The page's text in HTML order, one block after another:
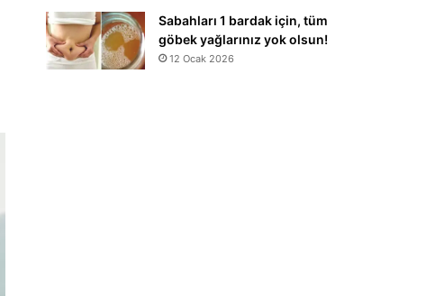
Sabahları 1 bardak için, tüm
göbek yağlarınız yok olsun!
12 Ocak 2026